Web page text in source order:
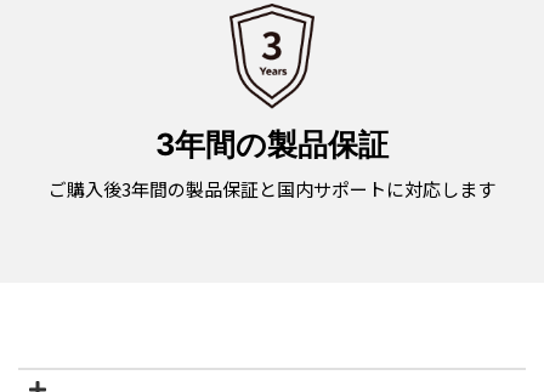
3年間の製品保証
ご購入後3年間の製品保証と国内サポートに対応します